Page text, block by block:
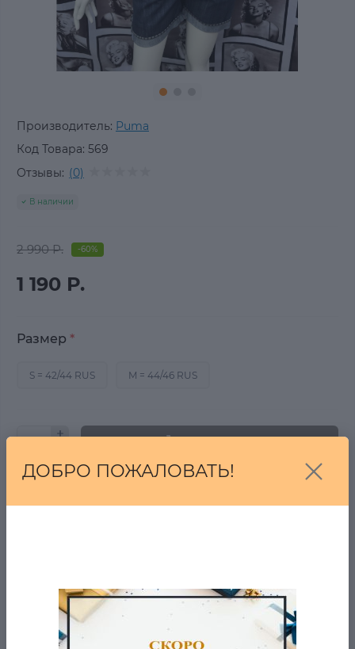
Производитель: Puma
Код Товара: 569
Отзывы: (0)
В наличии
2 990 Р. -60%
1 190 Р.
Размер *
S = 42/44 RUS M = 44/46 RUS
От 7 дней на возврат, если Вы передумали!
ДОБРО ПОЖАЛОВАТЬ!